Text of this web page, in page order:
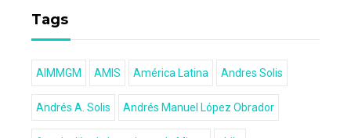
Tags
AIMMGM AMIS América Latina Andres Solis
Andrés A. Solis Andrés Manuel López Obrador